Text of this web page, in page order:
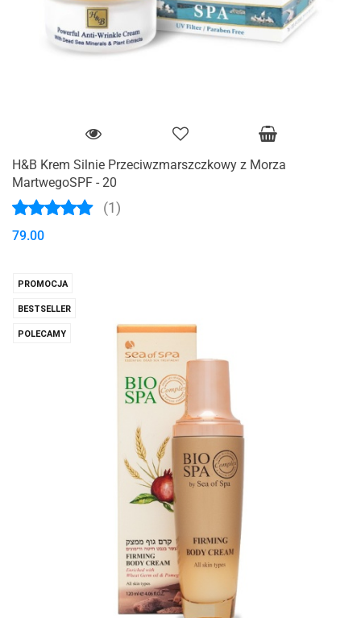
H&B Krem Silnie Przeciwzmarszczkowy z Morza
MartwegoSPF - 20
(1)
79.00
PROMOCJA
BESTSELLER
POLECAMY